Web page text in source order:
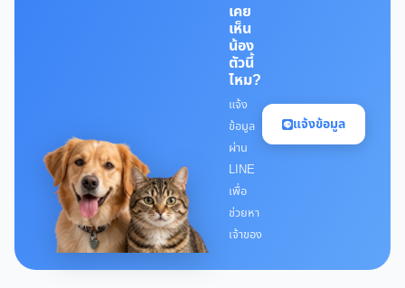
เคย
เห็น
น้อง
ตัวนี้
ไหม?
แจ้ง
ข้อมูล
ผ่าน
LINE
เพื่อ
ช่วยหา
เจ้าของ
แจ้งข้อมูล